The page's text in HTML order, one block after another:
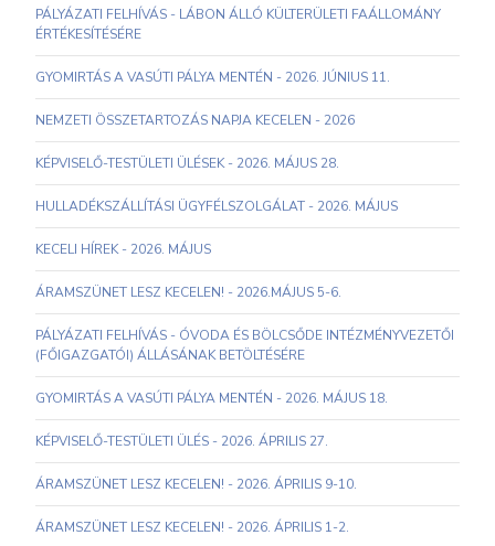
PÁLYÁZATI FELHÍVÁS - LÁBON ÁLLÓ KÜLTERÜLETI FAÁLLOMÁNY
ÉRTÉKESÍTÉSÉRE
GYOMIRTÁS A VASÚTI PÁLYA MENTÉN - 2026. JÚNIUS 11.
NEMZETI ÖSSZETARTOZÁS NAPJA KECELEN - 2026
KÉPVISELŐ-TESTÜLETI ÜLÉSEK - 2026. MÁJUS 28.
HULLADÉKSZÁLLÍTÁSI ÜGYFÉLSZOLGÁLAT - 2026. MÁJUS
KECELI HÍREK - 2026. MÁJUS
ÁRAMSZÜNET LESZ KECELEN! - 2026.MÁJUS 5-6.
PÁLYÁZATI FELHÍVÁS - ÓVODA ÉS BÖLCSŐDE INTÉZMÉNYVEZETŐI
(FŐIGAZGATÓI) ÁLLÁSÁNAK BETÖLTÉSÉRE
GYOMIRTÁS A VASÚTI PÁLYA MENTÉN - 2026. MÁJUS 18.
KÉPVISELŐ-TESTÜLETI ÜLÉS - 2026. ÁPRILIS 27.
ÁRAMSZÜNET LESZ KECELEN! - 2026. ÁPRILIS 9-10.
ÁRAMSZÜNET LESZ KECELEN! - 2026. ÁPRILIS 1-2.